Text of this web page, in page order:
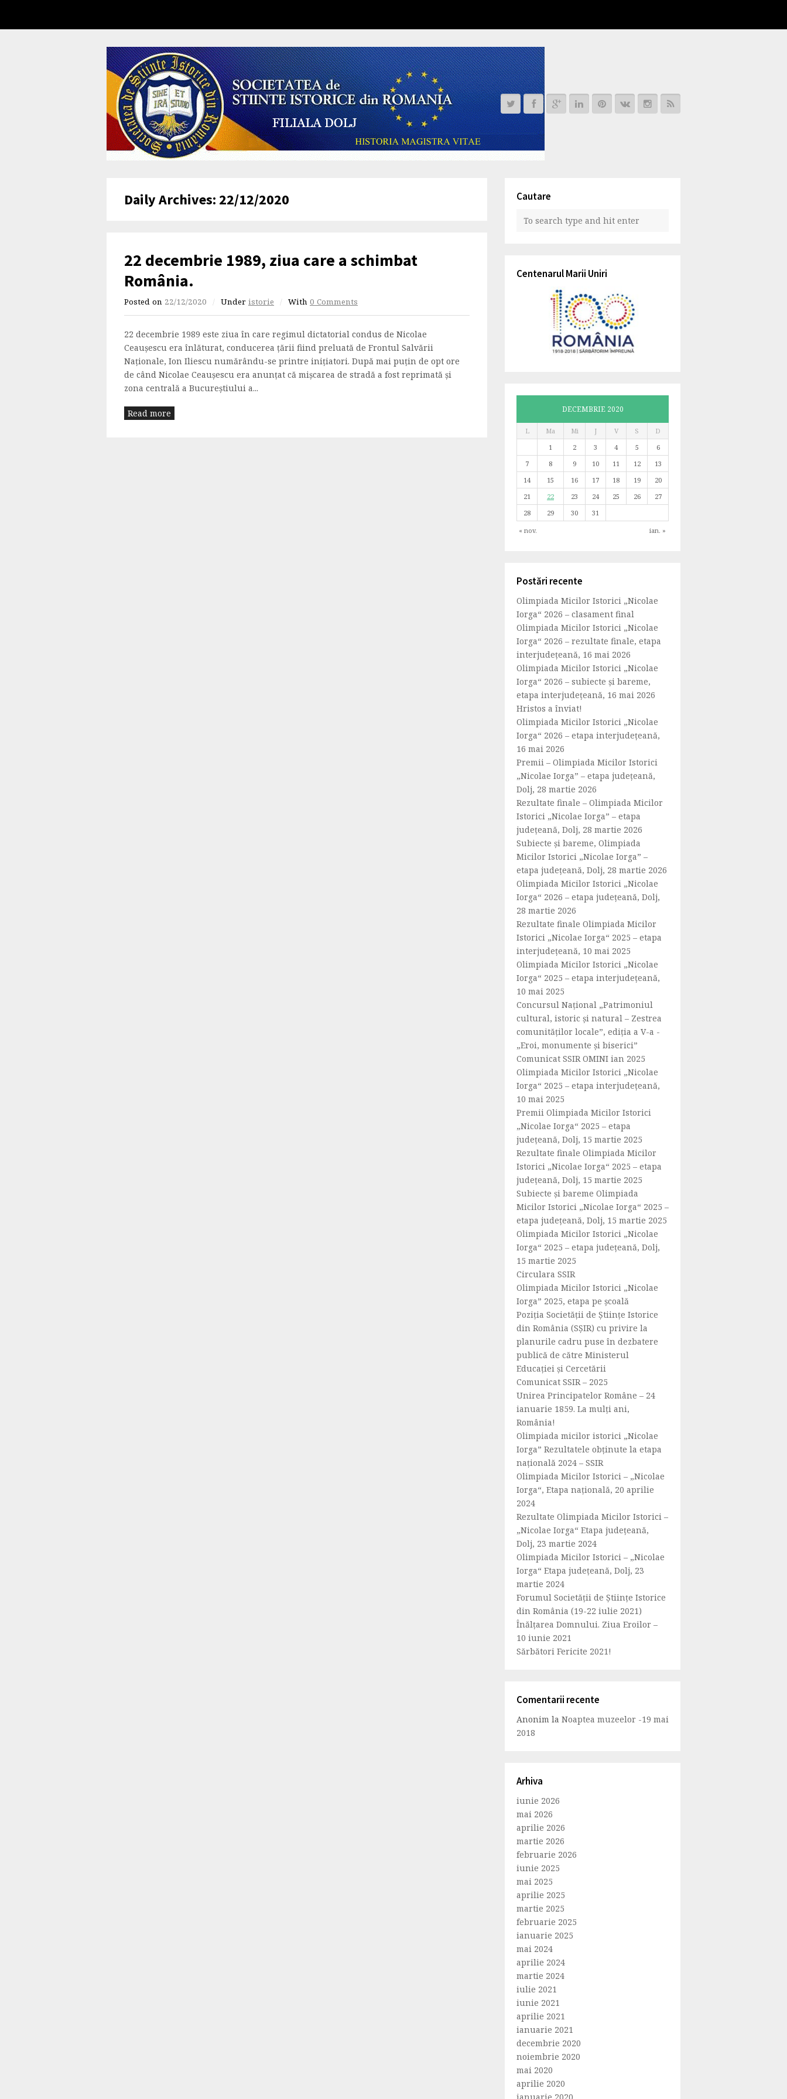
Daily Archives: 22/12/2020
22 decembrie 1989, ziua care a schimbat
România.
Posted on 22/12/2020 / Under istorie / With 0 Comments
22 decembrie 1989 este ziua în care regimul dictatorial condus de Nicolae
Ceauşescu era înlăturat, conducerea țării fiind preluată de Frontul Salvării
Naţionale, Ion Iliescu numărându-se printre iniţiatori. După mai puţin de opt ore
de când Nicolae Ceauşescu era anunţat că mişcarea de stradă a fost reprimată şi
zona centrală a Bucureștiului a...
Read more
Cautare
Centenarul Marii Uniri
DECEMBRIE 2020
L Ma Mi J V S D
« nov. ian. »
1 2 3 4 5
6
7
8 9 10 11 12
13
14
15 16 17 18 19
20
21
22 23 24 25 26
27
28
29 30 31
Postări recente
Olimpiada Micilor Istorici „Nicolae
Iorga“ 2026 – clasament final
Olimpiada Micilor Istorici „Nicolae
Iorga“ 2026 – rezultate finale, etapa
interjudețeană, 16 mai 2026
Olimpiada Micilor Istorici „Nicolae
Iorga“ 2026 – subiecte și bareme,
etapa interjudețeană, 16 mai 2026
Hristos a înviat!
Olimpiada Micilor Istorici „Nicolae
Iorga“ 2026 – etapa interjudețeană,
16 mai 2026
Premii – Olimpiada Micilor Istorici
„Nicolae Iorga” – etapa județeană,
Dolj, 28 martie 2026
Rezultate finale – Olimpiada Micilor
Istorici „Nicolae Iorga” – etapa
județeană, Dolj, 28 martie 2026
Subiecte și bareme, Olimpiada
Micilor Istorici „Nicolae Iorga” –
etapa județeană, Dolj, 28 martie 2026
Olimpiada Micilor Istorici „Nicolae
Iorga“ 2026 – etapa județeană, Dolj,
28 martie 2026
Rezultate finale Olimpiada Micilor
Istorici „Nicolae Iorga“ 2025 – etapa
interjudețeană, 10 mai 2025
Olimpiada Micilor Istorici „Nicolae
Iorga“ 2025 – etapa interjudețeană,
10 mai 2025
Concursul Național „Patrimoniul
cultural, istoric și natural – Zestrea
comunităților locale”, ediția a V-a -
„Eroi, monumente și biserici”
Comunicat SSIR OMINI ian 2025
Olimpiada Micilor Istorici „Nicolae
Iorga“ 2025 – etapa interjudeţeană,
10 mai 2025
Premii Olimpiada Micilor Istorici
„Nicolae Iorga“ 2025 – etapa
județeană, Dolj, 15 martie 2025
Rezultate finale Olimpiada Micilor
Istorici „Nicolae Iorga“ 2025 – etapa
județeană, Dolj, 15 martie 2025
Subiecte și bareme Olimpiada
Micilor Istorici „Nicolae Iorga“ 2025 –
etapa județeană, Dolj, 15 martie 2025
Olimpiada Micilor Istorici „Nicolae
Iorga“ 2025 – etapa județeană, Dolj,
15 martie 2025
Circulara SSIR
Olimpiada Micilor Istorici „Nicolae
Iorga” 2025, etapa pe școală
Poziția Societății de Științe Istorice
din România (SȘIR) cu privire la
planurile cadru puse în dezbatere
publică de către Ministerul
Educației și Cercetării
Comunicat SSIR – 2025
Unirea Principatelor Române – 24
ianuarie 1859. La mulți ani,
România!
Olimpiada micilor istorici „Nicolae
Iorga” Rezultatele obținute la etapa
națională 2024 – SSIR
Olimpiada Micilor Istorici – „Nicolae
Iorga“, Etapa națională, 20 aprilie
2024
Rezultate Olimpiada Micilor Istorici –
„Nicolae Iorga“ Etapa județeană,
Dolj, 23 martie 2024
Olimpiada Micilor Istorici – „Nicolae
Iorga“ Etapa județeană, Dolj, 23
martie 2024
Forumul Societăţii de Ştiinţe Istorice
din România (19-22 iulie 2021)
Înălțarea Domnului. Ziua Eroilor –
10 iunie 2021
Sărbători Fericite 2021!
Comentarii recente
Anonim la Noaptea muzeelor -19 mai
2018
Arhiva
iunie 2026
mai 2026
aprilie 2026
martie 2026
februarie 2026
iunie 2025
mai 2025
aprilie 2025
martie 2025
februarie 2025
ianuarie 2025
mai 2024
aprilie 2024
martie 2024
iulie 2021
iunie 2021
aprilie 2021
ianuarie 2021
decembrie 2020
noiembrie 2020
mai 2020
aprilie 2020